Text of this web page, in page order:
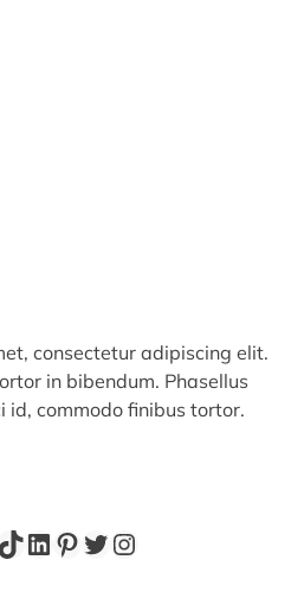
consectetur adipiscing elit.
in bibendum. Phasellus
commodo finibus tortor.
LinkedIn
Pinterest
X Instagram